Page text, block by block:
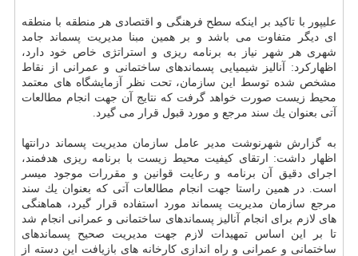
علیپور با تاكید بر اینكه سطح فرهنگی و اقتصادی هر منطقه با منطقه
ای دیگر متفاوت می باشد و بر همین مبنا مدیریت پسماند جامد
شهری هر شهر نیاز به برنامه ریزی و استراتژی خاص خود دارد،
اظهاركرد: آنالیز شیمیایی پسماندهای ساختمانی و عمرانی از نقاط
مشخص شده توسط این سازمان، تحت نظر آزمایشگاه های معتمد
محیط زیست صورت خواهد گرفت كه نتایج آن جهت انجام مطالعات
آتی بعنوان یك سند مرجع و مورد قبول قرار می گیرد.
به گزارش شهرنوشت مدیر عامل سازمان مدیریت پسماند درانتها
اظهار داشت: ارتقای كیفیت محیط زیست با برنامه ریزی هدفمند،
اجرای دقیق آن برنامه و رعایت قوانین و مقررات موجود میسر
است. در همین راستا جهت انجام مطالعات آتی كه بعنوان یك سند
مرجع سازمان مدیریت پسماند مورد استفاده قرار گیرد، هماهنگی
های لازم برای انجام آنالیز پسماندهای ساختمانی و عمرانی انجام شد
تا بر این اساس تمهیدات لازم جهت مدیریت صحیح پسماندهای
ساختمانی و عمرانی و راه اندازی كارخانه های بازیافت این دسته از